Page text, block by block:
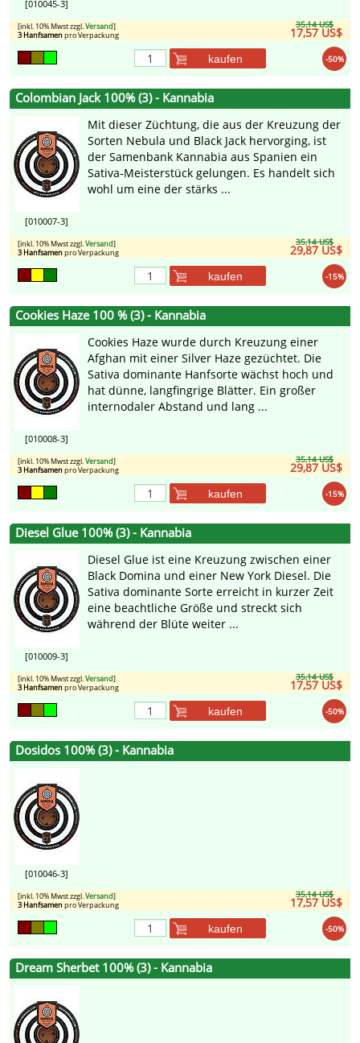
[010045-3]
35,14 US$
17,57 US$
[inkl. 10% Mwst zzgl.Versand]
3 Hanfsamenpro Verpackung
-50%
kaufen
Colombian Jack 100% (3) - Kannabia
[010007-3]
Mit dieser Züchtung, die aus der Kreuzung der
Sorten Nebula und Black Jack hervorging, ist
der Samenbank Kannabia aus Spanien ein
Sativa-Meisterstück gelungen. Es handelt sich
wohl um eine der stärks ...
35,14 US$
29,87 US$
[inkl. 10% Mwst zzgl.Versand]
3 Hanfsamenpro Verpackung
-15%
kaufen
Cookies Haze 100 % (3) - Kannabia
[010008-3]
Cookies Haze wurde durch Kreuzung einer
Afghan mit einer Silver Haze gezüchtet. Die
Sativa dominante Hanfsorte wächst hoch und
hat dünne, langfingrige Blätter. Ein großer
internodaler Abstand und lang ...
35,14 US$
29,87 US$
[inkl. 10% Mwst zzgl.Versand]
3 Hanfsamenpro Verpackung
-15%
kaufen
Diesel Glue 100% (3) - Kannabia
[010009-3]
Diesel Glue ist eine Kreuzung zwischen einer
Black Domina und einer New York Diesel. Die
Sativa dominante Sorte erreicht in kurzer Zeit
eine beachtliche Größe und streckt sich
während der Blüte weiter ...
35,14 US$
17,57 US$
[inkl. 10% Mwst zzgl.Versand]
3 Hanfsamenpro Verpackung
-50%
kaufen
Dosidos 100% (3) - Kannabia
[010046-3]
35,14 US$
17,57 US$
[inkl. 10% Mwst zzgl.Versand]
3 Hanfsamenpro Verpackung
-50%
kaufen
Dream Sherbet 100% (3) - Kannabia